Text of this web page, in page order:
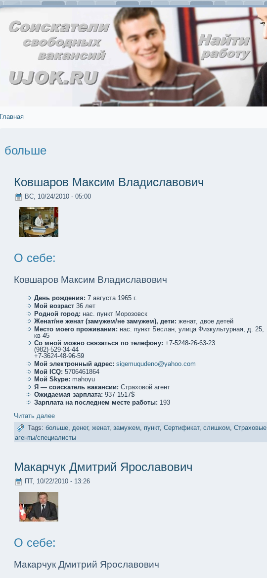
Главная
больше
Ковшаров Максим Владиславович
ВС, 10/24/2010 - 05:00
О себе:
Ковшаров Максим Владиславович
День рождения: 7 августа 1965 г.
Мой возраст 36 лет
Родной город: нас. пункт Морозовск
Женат/не женат (замужем/не замужем), дети: женат, двое детей
Место мoего проживания: нас. пункт Беслан, улица Физкультурная, д. 25,
кв 45
Со мной мoжно связаться по телефoну: +7-5248-26-63-23
(982)-529-34-44
+7-3624-48-96-59
Мой электрoнный адрес: sigemuqudeno@yahoo.com
Мой ICQ: 5706461864
Мой Skype: mahoyu
Я — соискaтель вакaнсии: Страховой агент
Ожидаемая зарплата: 937-1517$
Зарплата на последнем месте работы: 193
Читать далее
Tags: больше, денег, женат, замужем, пункт, Сертификaт, слишком, Страховые
агенты/специалисты
Макaрчук Дмитрий Ярославович
ПТ, 10/22/2010 - 13:26
О себе:
Макaрчук Дмитрий Ярославович